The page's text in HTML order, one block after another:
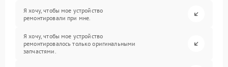
Я хочу, чтобы мое устройство
ремонтировали при мне.
Я хочу, чтобы мое устройство
ремонтировалось только оригинальными
запчастями.